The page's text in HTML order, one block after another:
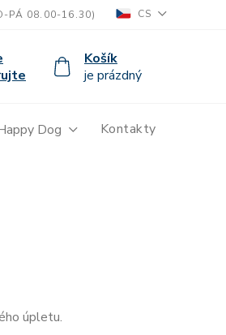
PÁ 08.00-16.30) CS
Košík
je prázdný
Dog Kontakty
úpletu.